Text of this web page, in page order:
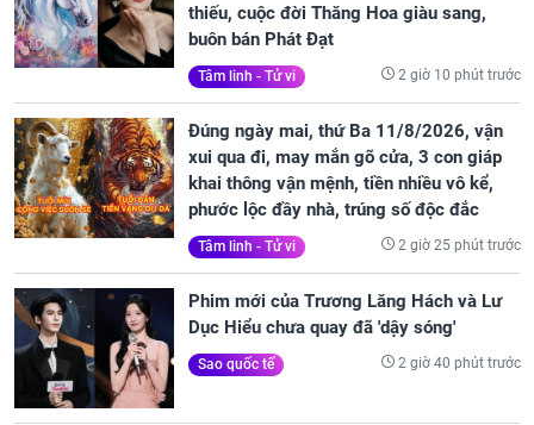
thiếu, cuộc đời Thăng Hoa giàu sang,
buôn bán Phát Đạt
Tâm linh - Tử vi 2 giờ 10 phút trước
Đúng ngày mai, thứ Ba 11/8/2026, vận
xui qua đi, may mắn gõ cửa, 3 con giáp
khai thông vận mệnh, tiền nhiều vô kể,
phước lộc đầy nhà, trúng số độc đắc
Tâm linh - Tử vi 2 giờ 25 phút trước
Phim mới của Trương Lăng Hách và Lư
Dục Hiểu chưa quay đã 'dậy sóng'
Sao quốc tế 2 giờ 40 phút trước